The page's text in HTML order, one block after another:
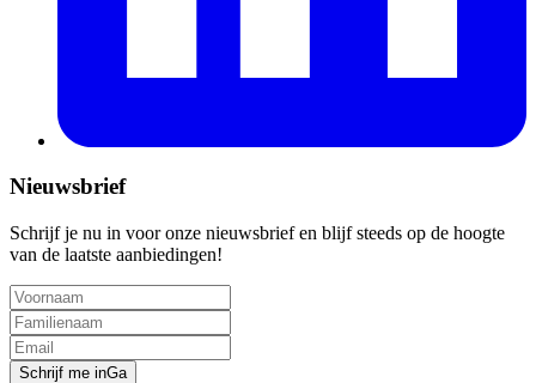
Nieuwsbrief
Schrijf je nu in voor onze nieuwsbrief en blijf steeds op de hoogte
van de laatste aanbiedingen!
Schrijf me inGa